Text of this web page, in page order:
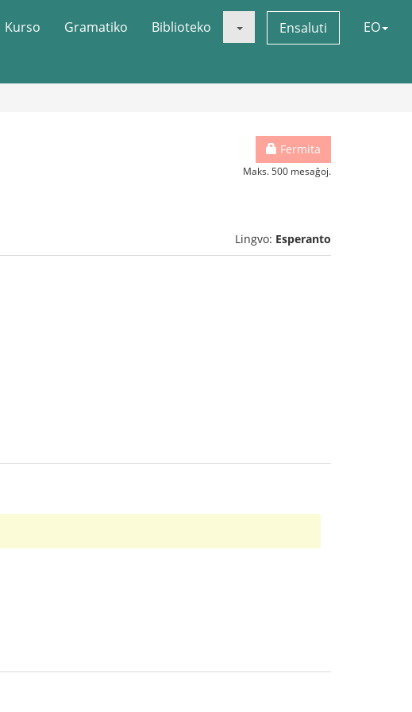
Kurso Gramatiko Biblioteko Ensaluti EO
Fermita
Maks. 500 mesaĝoj.
Lingvo: Esperanto